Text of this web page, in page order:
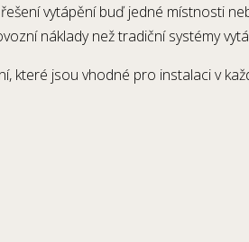
vytápění buď jedné místnosti
náklady než tradiční systémy
které jsou vhodné pro instalaci v